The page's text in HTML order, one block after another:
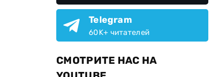
Telegram
60K+ читателей
СМОТРИТЕ НАС НА